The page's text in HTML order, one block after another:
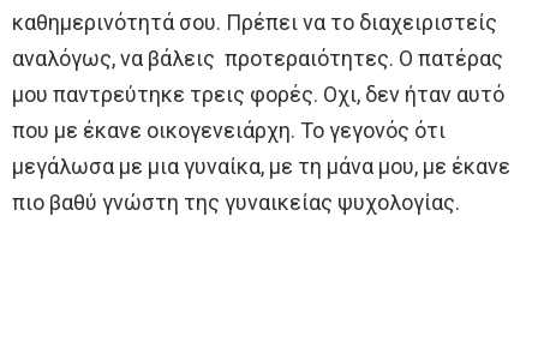
καθημερινότητά σου. Πρέπει να το διαχειριστείς
αναλόγως, να βάλεις προτεραιότητες. Ο πατέρας
μου παντρεύτηκε τρεις φορές. Οχι, δεν ήταν αυτό
που με έκανε οικογενειάρχη. Το γεγονός ότι
μεγάλωσα με μια γυναίκα, με τη μάνα μου, με έκανε
πιο βαθύ γνώστη της γυναικείας ψυχολογίας.